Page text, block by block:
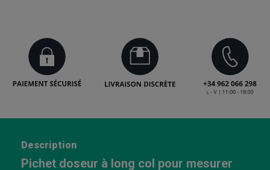
Description
Pichet doseur à long col pour mesurer